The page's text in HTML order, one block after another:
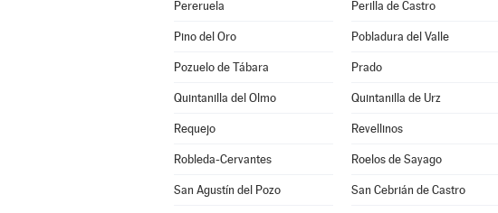
Pereruela Perilla de Castro
Pino del Oro Pobladura del Valle
Pozuelo de Tábara Prado
Quintanilla del Olmo Quintanilla de Urz
Requejo Revellinos
Robleda-Cervantes Roelos de Sayago
San Agustín del Pozo San Cebrián de Castro